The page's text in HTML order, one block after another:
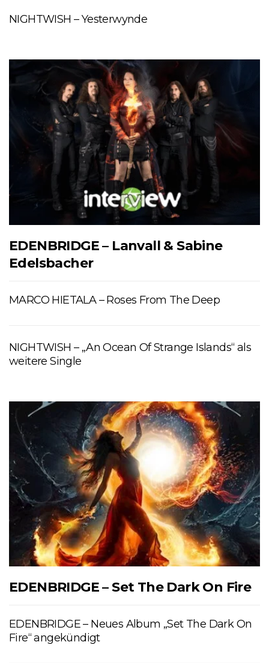
NIGHTWISH – Yesterwynde
EDENBRIDGE – Lanvall & Sabine
Edelsbacher
MARCO HIETALA – Roses From The Deep
NIGHTWISH – „An Ocean Of Strange Islands“ als
weitere Single
EDENBRIDGE – Set The Dark On Fire
EDENBRIDGE – Neues Album „Set The Dark On
Fire“ angekündigt